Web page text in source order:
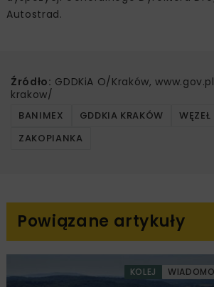
Autostrad.
Źródło: GDDKiA O/Kraków,
krakow/
BANIMEX GDDKIA KRAKÓW
ZAKOPIANKA
Powiązane artykuły
KOLEJ